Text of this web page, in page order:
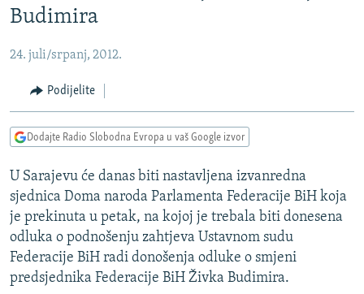
Pređite
na
glavnu
navigaciju
Pređite
na
pretragu
SRBIJA
CRNA GORA
VIZUELNO
INFOGRAFIKE
RAT U UKRAJINI
KINA NA BALKANU
RSE PRIČE IZ SVIJETA
ISPRIČAJ MI
DNEVNO@RSE
Budimira
24. juli/srpanj, 2012.
Podijelite
Dodajte Radio Slobodna Evropa u vaš Google izvor
U Sarajevu će danas biti nastavljena izvanredna
sjednica Doma naroda Parlamenta Federacije BiH koja
je prekinuta u petak, na kojoj je trebala biti donesena
odluka o podnošenju zahtjeva Ustavnom sudu
Federacije BiH radi donošenja odluke o smjeni
predsjednika Federacije BiH Živka Budimira.